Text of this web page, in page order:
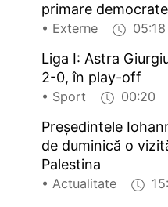
primare
• Externe 05:18
Liga I: Astra
2-0, în play-off
• Sport 00:20
Președintele
de duminică o
Palestina
• Actualitate